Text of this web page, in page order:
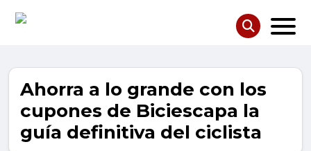
Ahorra a lo grande con los
cupones de Biciescapa la
guía definitiva del ciclista